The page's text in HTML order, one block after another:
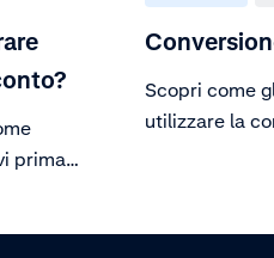
prima
Scopri come
utilizzare la